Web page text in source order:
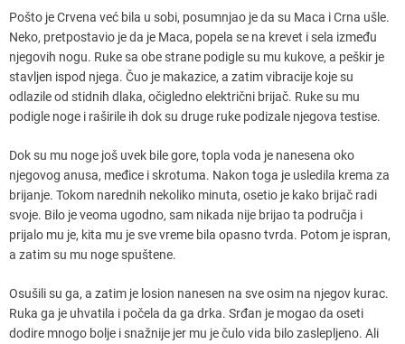
Pošto je Crvena već bila u sobi, posumnjao je da su Maca i Crna ušle.
Neko, pretpostavio je da je Maca, popela se na krevet i sela između
njegovih nogu. Ruke sa obe strane podigle su mu kukove, a peškir je
stavljen ispod njega. Čuo je makazice, a zatim vibracije koje su
odlazile od stidnih dlaka, očigledno električni brijač. Ruke su mu
podigle noge i raširile ih dok su druge ruke podizale njegova testise.
Dok su mu noge još uvek bile gore, topla voda je nanesena oko
njegovog anusa, međice i skrotuma. Nakon toga je usledila krema za
brijanje. Tokom narednih nekoliko minuta, osetio je kako brijač radi
svoje. Bilo je veoma ugodno, sam nikada nije brijao ta područja i
prijalo mu je, kita mu je sve vreme bila opasno tvrda. Potom je ispran,
a zatim su mu noge spuštene.
Osušili su ga, a zatim je losion nanesen na sve osim na njegov kurac.
Ruka ga je uhvatila i počela da ga drka. Srđan je mogao da oseti
dodire mnogo bolje i snažnije jer mu je čulo vida bilo zaslepljeno. Ali